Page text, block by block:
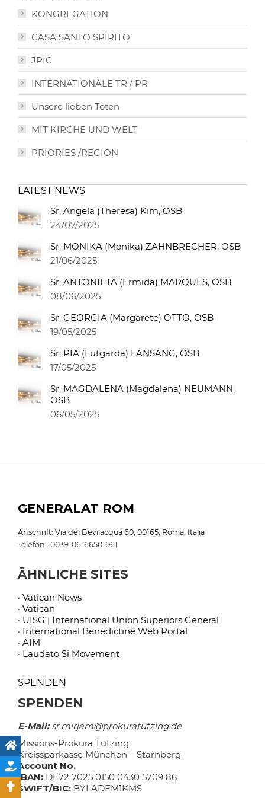
KONGREGATION
CASA SANTO SPIRITO
JPIC
INTERNATIONALE TR / PR
Unsere lieben Toten
MIT KIRCHE UND WELT
PRIORIES /REGION
LATEST NEWS
Sr. Angela (Theresa) Kim, OSB
24/07/2025
Sr. MONIKA (Monika) ZAHNBRECHER, OSB
21/06/2025
Sr. ANTONIETA (Ermida) MARQUES, OSB
08/06/2025
Sr. GEORGIA (Margarete) OTTO, OSB
19/05/2025
Sr. PIA (Lutgarda) LANSANG, OSB
17/05/2025
Sr. MAGDALENA (Magdalena) NEUMANN,
OSB
06/05/2025
GENERALAT ROM
Anschrift: Via dei Bevilacqua 60, 00165, Roma, Italia
Telefon : 0039-06-6650-061
ÄHNLICHE SITES
· Vatican News
· Vatican
· UISG | International Union Superiors General
· International Benedictine Web Portal
· AIM
· Laudato Si Movement
SPENDEN
SPENDEN
E-Mail:sr.mirjam@prokuratutzing.de
Missions-Prokura Tutzing
Kreissparkasse München – Starnberg
Account No.
IBAN: DE72 7025 0150 0430 5709 86
SWIFT/BIC: BYLADEM1KMS